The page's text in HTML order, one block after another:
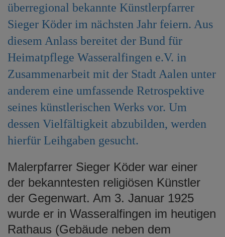
nüberregional bekannte Künstlerpfarrer
Sieger Köder im nächsten Jahr feiern. Aus
diesem Anlass bereitet der Bund für
Heimatpflege Wasseralfingen e.V. in
Zusammenarbeit mit der Stadt Aalen unter
anderem eine umfassende Retrospektive
seines künstlerischen Werks vor. Um
dessen Vielfältigkeit abzubilden, werden
hierfür Leihgaben gesucht.
Malerpfarrer Sieger Köder war einer
der bekanntesten religiösen Künstler
der Gegenwart. Am 3. Januar 1925
wurde er in Wasseralfingen im heutigen
Rathaus (Gebäude neben dem